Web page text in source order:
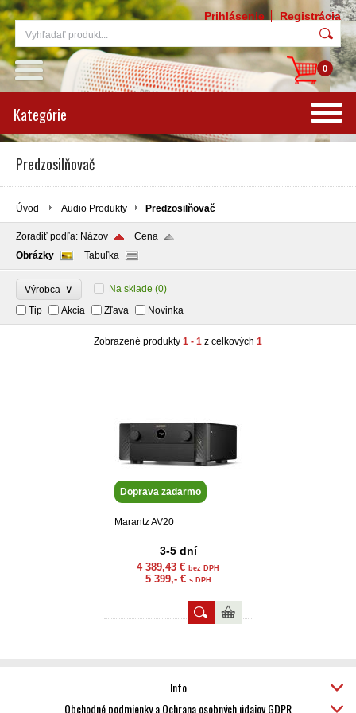
Prihlásenie Registrácia
0
Kategórie
Predzosilňovač
Úvod Audio Produkty Predzosilňovač
Zoradiť podľa: Názov
Cena
Obrázky
Tabuľka
Výrobca ∨ Na sklade (0)
Tip
Akcia Zľava Novinka
Zobrazené produkty 1 - 1 z celkových 1
Doprava zadarmo
Marantz AV20
3-5 dní
4 389,43 € bez DPH
5 399,- € s DPH
Info
Obchodné podmienky a Ochrana osobných údajov GDPR